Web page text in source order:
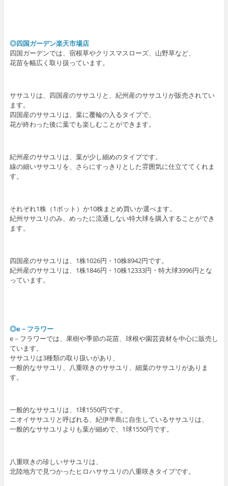
◎四国ガーデン楽天市場店
四国ガーデンでは、宿根草やクリスマスローズ、山野草など、
花苗を幅広く取り扱っています。
ササユリは、四国産のササユリと、紀州産のササユリが販売されてい
ます。
四国産のササユリは、葉に覆輪の入るタイプで、
花が終わった後に葉でも楽しむことができます。
紀州産のササユリは、葉が少し細めのタイプです。
線の細いササユリを、さらにすっきりとした雰囲気に仕立ててくれま
す。
それぞれ1株（1ポット）か10株まとめ買いか選べます。
紀州ササユリのみ、めったに流通しない特大球を購入することができ
ます。
四国産のササユリは、1株1026円・10株8942円です。
紀州産のササユリは、1株1846円・10株12333円・特大球3996円とな
っています。
◎e－フラワー
e－フラワーでは、果樹や季節の花苗、球根や園芸資材を中心に販売し
ています。
ササユリは3種類の取り扱いがあり、
一般的なササユリ、八重咲きのササユリ、細葉のササユリがありま
す。
一般的なササユリは、1球1550円です。
ニオイササユリと呼ばれる、紀伊半島に自生しているササユリは、
一般的なササユリよりも葉が細めで、1球1550円です。
八重咲きの珍しいササユリは、
北陸地方で見つかったヒロハササユリの八重咲きタイプです。